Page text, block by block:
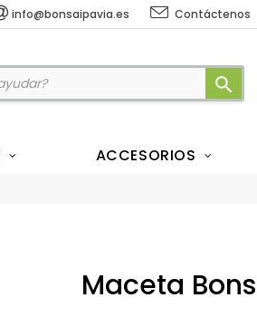
info@bonsaipavia.es Contáctenos
search
ACCESORIOS
Maceta